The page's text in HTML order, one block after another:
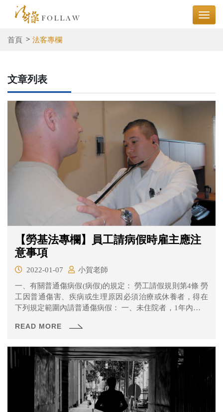
首頁 法客專欄
文章列表
【勞基法專欄】員工請病假時雇主應注
意事項
2022-01-07
小賀老師
一、有關普通傷病假(病假)的規定： 勞工請假規則第4條 勞
工因普通傷害、疾病或生理原因必須治療或休養者，得在
下列規定範圍內請普通傷病假： 一、未住院者，1年內合計
三、未住院傷病假與住院傷病假2年內合計不得超過1年。
間需安胎休養者，其治療或休養期間，併入住院傷病假計
算。 普通傷病假1年內未超過30日部分，工資折半發給，其
領有勞工保險普通傷病給付未達工資半數者，由雇主補足
READ MORE